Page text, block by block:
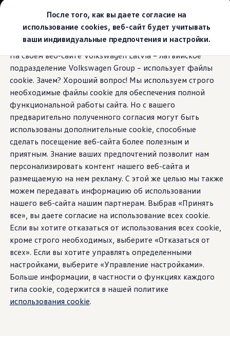
После того, как вы даете согласие на
использование cookies, веб-сайт будет учитывать
ваши индивидуальные предпочтения и настройки.
На своем веб-сайте Volkswagen Latvia – латвийское
подразделение Volkswagen Group – использует файлы
cookie. Зачем? Хороший вопрос! Мы используем строго
необходимые файлы cookie для обеспечения полной
функциональной работы сайта. Но с вашего
предварительно полученного согласия могут быть
использованы дополнительные cookie, способные
сделать посещение веб-сайта более полезным и
приятным. Знание ваших предпочтений позволит нам
персонализировать контент нашего веб-сайта и
размещаемую на нем рекламу. С этой же целью мы также
можем передавать информацию об использовании
нашего веб-сайта нашим партнерам. Выбрав «Принять
все», вы даете согласие на использование всех cookie.
Если вы хотите отказаться от использования всех cookie,
кроме строго необходимых, выберите «Отказаться от
всех». Если вы хотите управлять определенными
настройками, выберите «Управление настройками».
Больше информации, в частности о функциях каждого
типа cookie, содержится в нашей политике
использования cookie.
основному
содержанию
нижнему
колонтитулу
Выбери свой Volkswagen
Модельный ряд
Новый ID.Cross
Открой для себя семейство внедорожников
Предложения и услуги
Юбилейное предложение
Автомобильный онлайн-магазин Volkswagen
Обмен автомобилей
Лизинг Volkswagen
Гарантия
Бесплатная регистрация для вашего нового
Взаимодействие в сети простыми словами
VW Connect
Активация
Все службы
VW Connect для Вашего ID.
Обновления (Upgrades)
Car-Net
App-Connect
Fleet Interface Data
O Volkswagen
Получи больше
Владельцы и услуги
Сервис и запчасти
Преимущества Volkswagen
Техобслуживание
Ремонт и проверки
Моторное масло и технические жидкости
Колеса и шины
Помощь при авариях и поломках
Обслуживание автомобилей
Аксессуары